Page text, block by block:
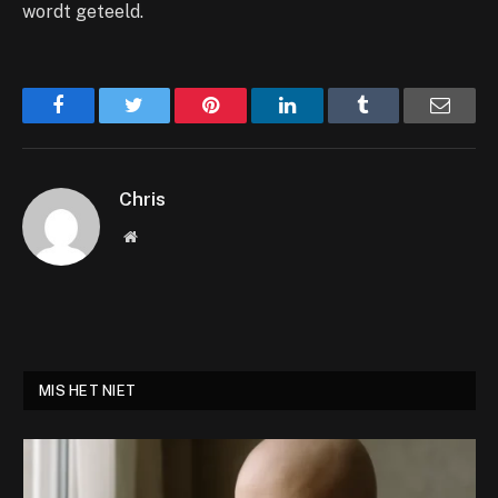
wordt geteeld.
Facebook Pinterest LinkedIn Email
Chris
Website
MIS HET NIET